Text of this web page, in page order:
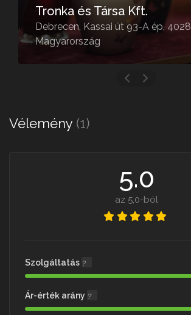
Tronka és Társa Kft.
Debrecen, Kassai út 93-A ép, 4028
Magyarország
Vélemény (1)
5.0
az 5,0-ból
Szolgáltatás
Ár-érték arány